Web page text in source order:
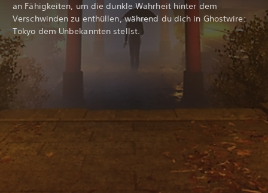
an Fähigkeiten, um die dunkle Wahrheit hinter dem
Verschwinden zu enthüllen, während du dich in Ghostwire:
Tokyo dem Unbekannten stellst.